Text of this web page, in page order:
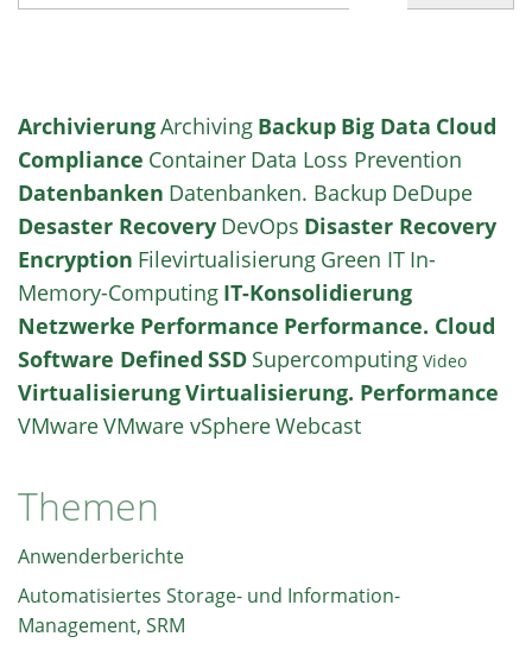
ArchivierungArchiving Backup Big Data Cloud
Compliance Container Data Loss Prevention
Datenbanken Datenbanken. Backup DeDupe
Desaster Recovery DevOps Disaster Recovery
Encryption Filevirtualisierung Green IT In-
Memory-Computing IT-Konsolidierung
Netzwerke Performance Performance. Cloud
Software Defined SSD Supercomputing Video
VirtualisierungVirtualisierung. Performance
VMwareVMware vSphereWebcast
Themen
Anwenderberichte
Automatisiertes Storage- und Information-
Management, SRM